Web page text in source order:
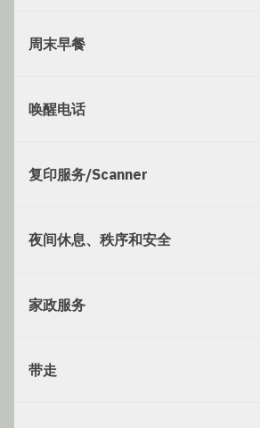
周末早餐
唤醒电话
复印服务/Scanner
夜间休息、秩序和安全
家政服务
带走